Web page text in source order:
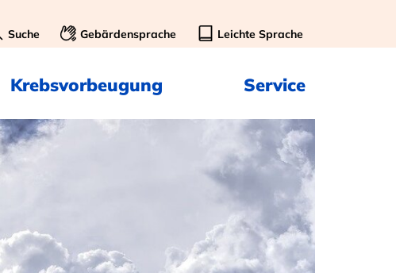
Suche Gebärdensprache Leichte Sprache
Krebsvorbeugung Service